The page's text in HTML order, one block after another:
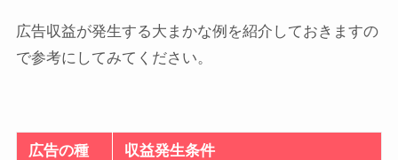
広告収益が発生する大まかな例を紹介しておきますの
で参考にしてみてください。
広告の種
収益発生条件